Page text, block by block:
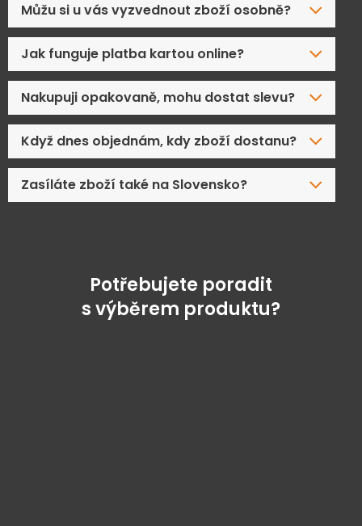
Můžu si u vás vyzvednout zboží osobně?
Jak funguje platba kartou online?
Nakupuji opakovaně, mohu dostat slevu?
Když dnes objednám, kdy zboží dostanu?
Zasíláte zboží také na Slovensko?
Potřebujete poradit
s výběrem produktu?